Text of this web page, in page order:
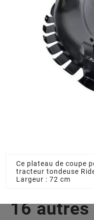

16
Ce plateau de coupe
tracteur tondeuse
Largeur : 72 cm